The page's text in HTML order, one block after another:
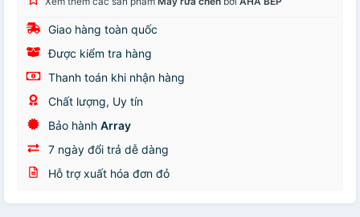
Giao hàng toàn quốc
Được kiểm tra hàng
Thanh toán khi nhận hàng
Chất lượng, Uy tín
Bảo hành Array
7 ngày đổi trả dễ dàng
Hỗ trợ xuất hóa đơn đỏ